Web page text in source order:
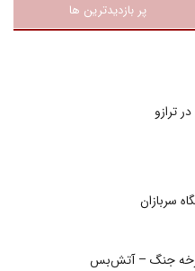
پر بازدیدترین ها
ترازو
سربازان
چرخه جنگ – آتش‌بس